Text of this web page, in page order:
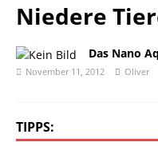
Niedere
Das Nano
November 11, 2012 Oliver
TIPPS: